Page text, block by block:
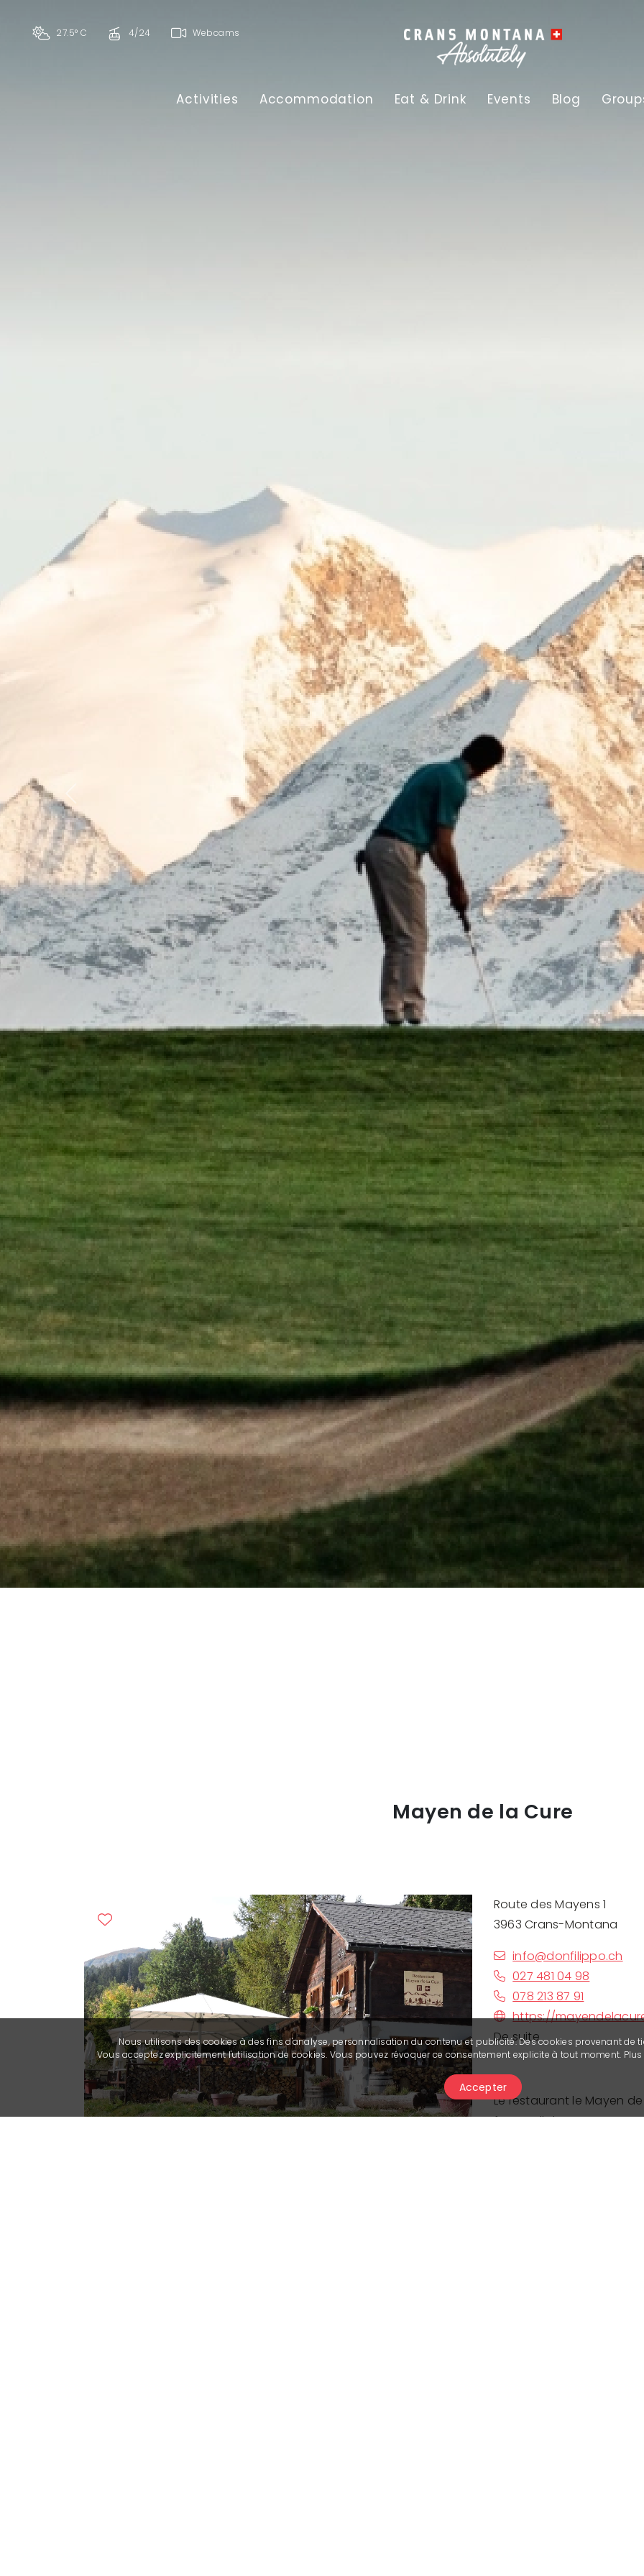
27.5° C 4/24 Webcams
Activities Accommodation Eat & Drink Events Blog
Mayen de la Cure
Route des Mayens 1
3963 Crans-Montana
info@donfilippo.ch
027 481 04 98
078 213 87 91
https://
De suite
Le restaurant le Mayen
futur collaborateur:
Nous utilisons des cookies à des fins d'analyse, personnalisation du contenu et publicité. Des cookies provenant de
Vous acceptez explicitement l'utilisation de cookies. Vous pouvez révoquer ce consentement explicite à tout moment.
Accepter